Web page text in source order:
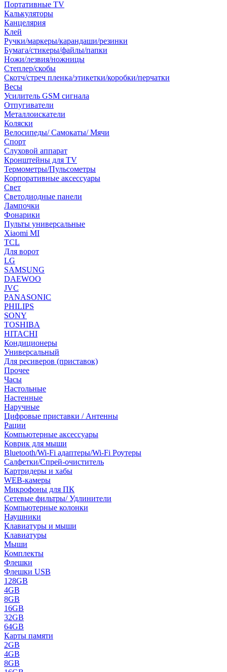
Портативные TV
Калькуляторы
Канцелярия
Клей
Ручки/маркеры/карандаши/резинки
Бумага/стикеры/файлы/папки
Ножи/лезвия/ножницы
Степлер/скобы
Скотч/стреч пленка/этикетки/коробки/перчатки
Весы
Усилитель GSM сигнала
Отпугиватели
Металлоискатели
Коляски
Велосипеды/ Самокаты/ Мячи
Спорт
Слуховой аппарат
Кронштейны для TV
Термометры/Пульсометры
Корпоративные аксессуары
Свет
Светодиодные панели
Лампочки
Фонарики
Пульты универсальные
Xiaomi MI
TCL
Для ворот
LG
SAMSUNG
DAEWOO
JVC
PANASONIC
PHILIPS
SONY
TOSHIBA
HITACHI
Кондиционеры
Универсальный
Для ресиверов (приставок)
Прочее
Часы
Настольные
Настенные
Наручные
Цифровые приставки / Антенны
Рации
Компьютерные аксессуары
Коврик для мыши
Bluetooth/Wi-Fi адаптеры/Wi-Fi Роутеры
Салфетки/Спрей-очиститель
Картридеры и хабы
WEB-камеры
Микрофоны для ПК
Сетевые фильтры/ Удлинители
Компьютерные колонки
Наушники
Клавиатуры и мыши
Клавиатуры
Мыши
Комплекты
Флешки
Флешки USB
128GB
4GB
8GB
16GB
32GB
64GB
Карты памяти
2GB
4GB
8GB